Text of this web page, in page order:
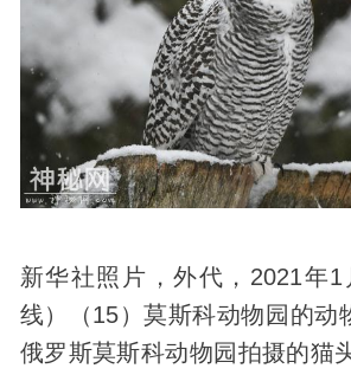
新华社照片，外代，2021年
线）（15）莫斯科动物园的动
俄罗斯莫斯科动物园拍摄的猫